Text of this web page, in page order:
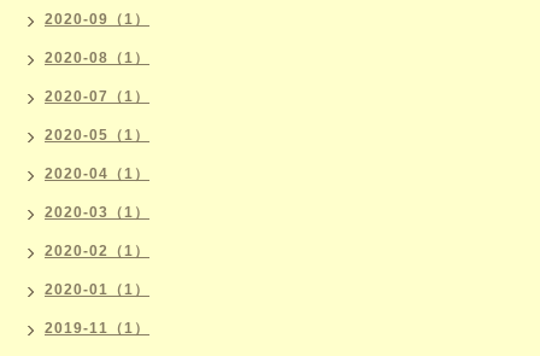
2020-09（1）
2020-08（1）
2020-07（1）
2020-05（1）
2020-04（1）
2020-03（1）
2020-02（1）
2020-01（1）
2019-11（1）